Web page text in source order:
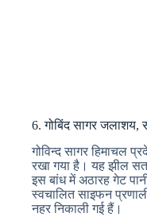
6. गोबिंद सागर
गोविन्द सागर हिमाचल
रखा गया है। यह झील
इस बांध में अठारह गेट
स्वचालित साइफन
नहर निकाली गई हैं।